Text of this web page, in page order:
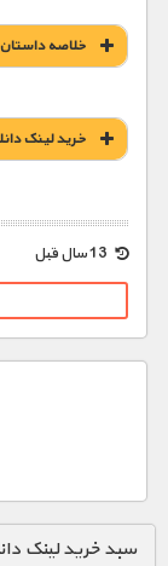
خلاصه
خريد لينک
1900 تومان – خريد لينک دانلود (افزودن به سبد خريد)
سبد خرید لینک